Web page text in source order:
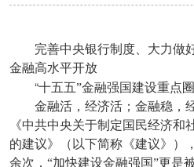
完善中央银行制度、大力做
金融高水平开放
“十五五”金融强国建设重点
金融活，经济活；金融稳，
《中共中央关于制定国民经济和
的建议》（以下简称《建议》）
余次，“加快建设金融强国”更是